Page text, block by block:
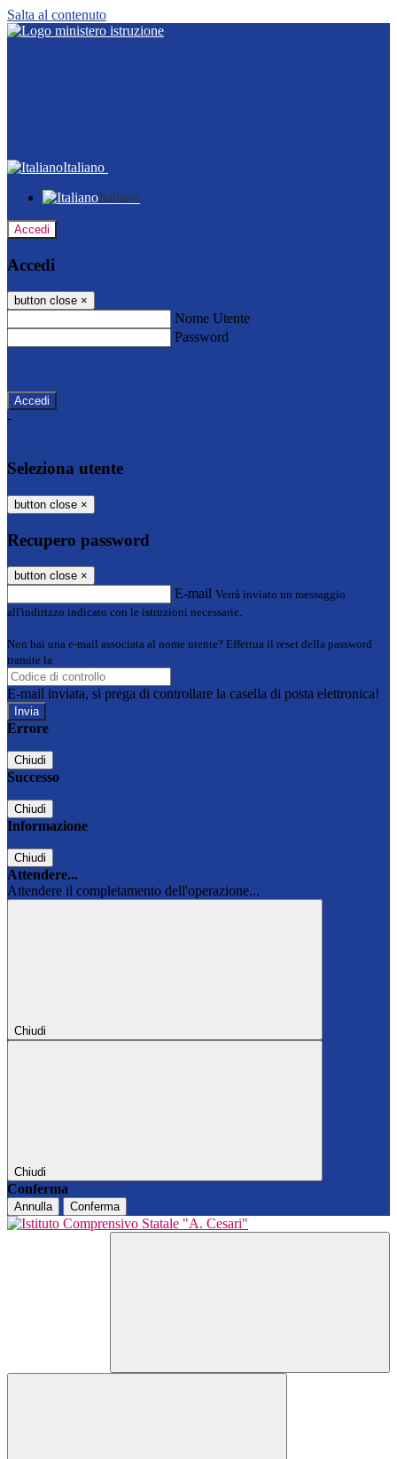
Salta al contenuto
Italiano
Italiano
Accedi
Accedi
button close ×
Nome Utente
Password
-
Seleziona utente
button close ×
Recupero password
button close ×
E-mail Verrà inviato un messaggio
all'indirizzo indicato con le istruzioni necessarie.
Non hai una e-mail associata al nome utente? Effettua il reset della password
tramite la
E-mail inviata, si prega di controllare la casella di posta elettronica!
Errore
Chiudi
Successo
Chiudi
Informazione
Chiudi
Attendere...
Attendere il completamento dell'operazione...
Chiudi
Chiudi
Conferma
Annulla Conferma